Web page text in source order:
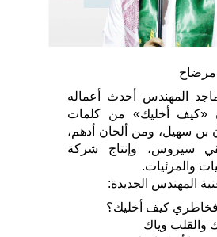
مرضاح
المهندس أحدث أعماله
«كيف أخليك» من كلمات
بن سهيل، ومن ألحان أدهم،
سيروس، وإنتاج شركة
والمرئيات.
المهندس الجديدة:
كيف أخليك؟
والقلب وياك